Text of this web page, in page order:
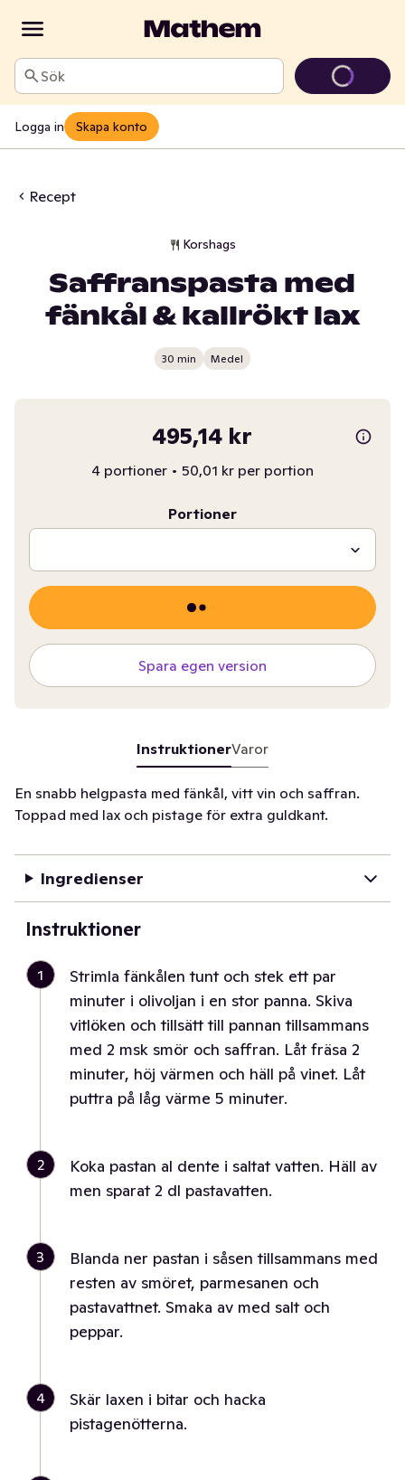
Sök
Logga in Skapa konto
Recept
Korshags
Saffranspasta med
fänkål & kallrökt lax
30 min Medel
495,14 kr
4 portioner • 50,01 kr per portion
Portioner
Spara egen version
InstruktionerVaror
En snabb helgpasta med fänkål, vitt vin och saffran.
Toppad med lax och pistage för extra guldkant.
Ingredienser
Instruktioner
1
Strimla fänkålen tunt och stek ett par
minuter i olivoljan i en stor panna. Skiva
vitlöken och tillsätt till pannan tillsammans
med 2 msk smör och saffran. Låt fräsa 2
minuter, höj värmen och häll på vinet. Låt
puttra på låg värme 5 minuter.
2
Koka pastan al dente i saltat vatten. Häll av
men sparat 2 dl pastavatten.
3
Blanda ner pastan i såsen tillsammans med
resten av smöret, parmesanen och
pastavattnet. Smaka av med salt och
peppar.
4
Skär laxen i bitar och hacka
pistagenötterna.